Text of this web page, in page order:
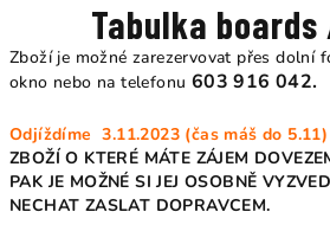
Tabulka boards
Zboží je možné zarezervovat přes dolní
okno nebo na telefonu 603 916 042.
Odjíždíme 3.11.2023 (čas máš do 5.11)
ZBOŽÍ O KTERÉ MÁTE ZÁJEM
PAK JE MOŽNÉ SI JEJ OSOBNĚ
NECHAT ZASLAT DOPRAVCEM.